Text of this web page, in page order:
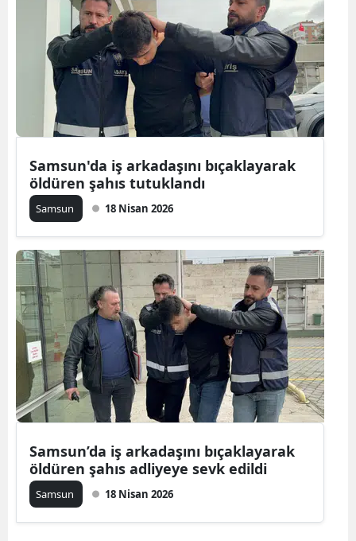
Bilecik
Bingöl
Bitlis
Bolu
Çankırı
Çorum
Denizli
Diyarbakır
Edirne
Elazığ
Samsun'da iş arkadaşını bıçaklayarak
öldüren şahıs tutuklandı
Samsun 18 Nisan 2026
Samsun’da iş arkadaşını bıçaklayarak
öldüren şahıs adliyeye sevk edildi
Samsun 18 Nisan 2026